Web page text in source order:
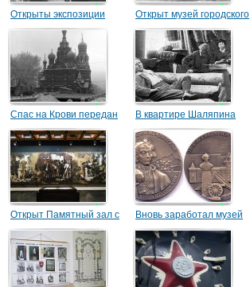
Открыты экспозиции
Музея Октябрьской
революции
Открыт музей городского
электрического
транспорта
Спас на Крови передан
на баланс музея
«Исаакиевский собор»
В квартире Шаляпина
открылся отдел
Театрального музея
Открыт Памятный зал с
музеем обороны
Ленинграда
Вновь заработал музей
Суворова